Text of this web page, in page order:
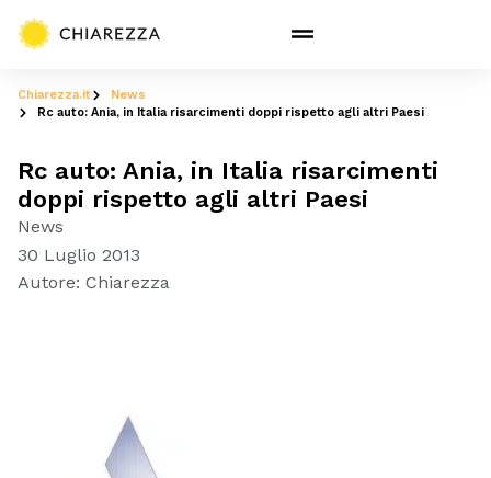
Chiarezza.it
News
Rc auto: Ania, in Italia risarcimenti doppi rispetto agli altri Paesi
Rc auto: Ania, in Italia risarcimenti
doppi rispetto agli altri Paesi
News
30 Luglio 2013
Autore: Chiarezza